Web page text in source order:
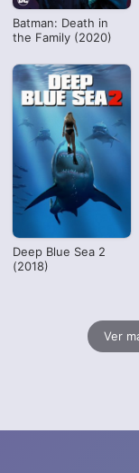
Batman: Death in
the Family (2020)
Deep Blue Sea 2
(2018)
Ver